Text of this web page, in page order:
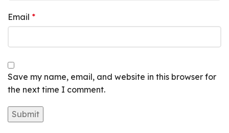
Email *
Save my name, email, and website in this browser for
the next time I comment.